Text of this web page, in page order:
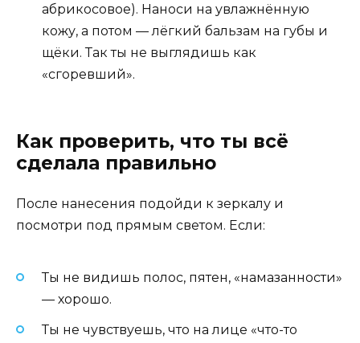
абрикосовое). Наноси на увлажнённую
кожу, а потом — лёгкий бальзам на губы и
щёки. Так ты не выглядишь как
«сгоревший».
Как проверить, что ты всё
сделала правильно
После нанесения подойди к зеркалу и
посмотри под прямым светом. Если:
Ты не видишь полос, пятен, «намазанности»
— хорошо.
Ты не чувствуешь, что на лице «что-то